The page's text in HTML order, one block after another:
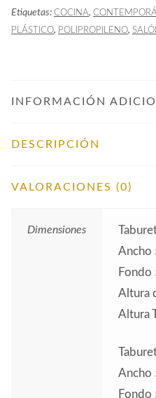
Etiquetas: COCINA,
PLÁSTICO, POLIPROPILENO,
INFORMACIÓN
DESCRIPCIÓN
VALORACIONES (0)
Dimensiones
Ancho
Fondo
Altura
Altura
Ancho
Fondo